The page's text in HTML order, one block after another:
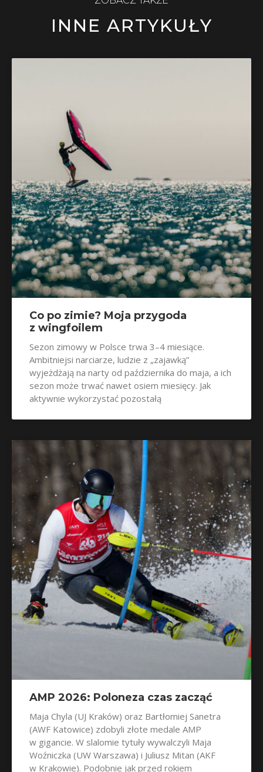
INNE ARTYKUŁY
Co po zimie? Moja przygoda
z wingfoilem
Sezon zimowy w Polsce trwa 3–4 miesiące.
Ambitniejsi narciarze, ludzie z „zajawką”
wyjeżdżają na narty od października do maja, a ich
sezon może trwać nawet osiem miesięcy. Jak
aktywnie wykorzystać pozostałą
AMP 2026: Poloneza czas zacząć
Maja Chyla (UJ Kraków) oraz Bartłomiej Sanetra
(AWF Katowice) zdobyli złote medale AMP
w gigancie. W slalomie tytuły wywalczyli Maja
Woźniczka (UW Warszawa) i Juliusz Mitan (AKF
w Krakowie). Podobnie jak przed rokiem